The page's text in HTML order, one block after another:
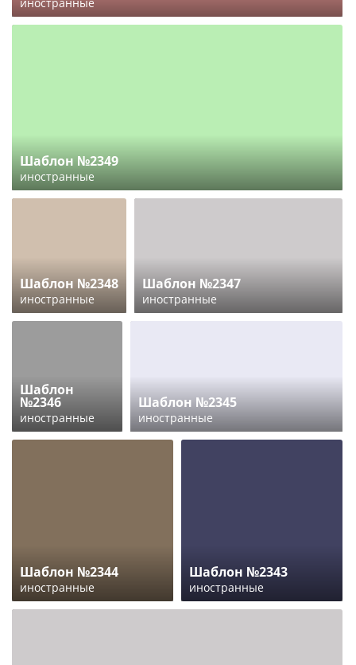
Шаблон №2349
иностранные
Шаблон №2348
иностранные
Шаблон №2347
иностранные
Шаблон
№2346
иностранные
Шаблон №2345
иностранные
Шаблон №2344
иностранные
Шаблон №2343
иностранные